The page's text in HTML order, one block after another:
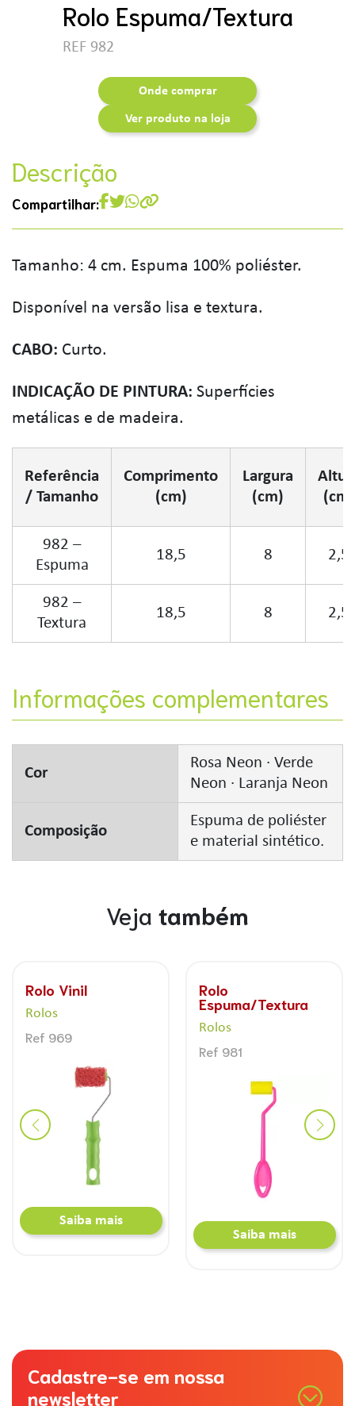
Rolo Espuma/Textura
REF 982
Onde comprar
Ver produto na loja
Descrição
Compartilhar:
Tamanho: 4 cm. Espuma 100% poliéster.
Disponível na versão lisa e textura.
CABO: Curto.
INDICAÇÃO DE PINTURA: Superfícies
metálicas e de madeira.
Referência
/ Tamanho
Comprimento
(cm)
Largura
(cm)
(cm)
982 –
Espuma
18,5 8 2,5
982 –
Textura
18,5 8 2,5
Informações complementares
Cor
Rosa Neon · Verde
Neon · Laranja Neon
Composição
Espuma de poliéster
e material sintético.
Veja também
Textura
Saiba mais
Rolo de Espuma
Rolos
Ref 8094A/4
Saiba mais
Cadastre-se em nossa
newsletter